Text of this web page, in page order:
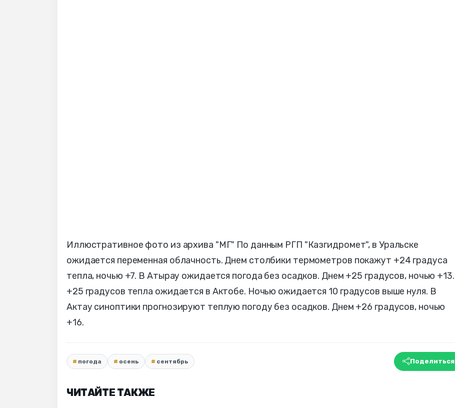
Иллюстративное фото из архива "МГ" По данным РГП "Казгидромет", в Уральске
ожидается переменная облачность. Днем столбики термометров покажут +24 градуса
тепла, ночью +7. В Атырау ожидается погода без осадков. Днем +25 градусов, ночью +13.
+25 градусов тепла ожидается в Актобе. Ночью ожидается 10 градусов выше нуля. В
Актау синоптики прогнозируют теплую погоду без осадков. Днем +26 градусов, ночью
+16.
погода осень сентябрь Поделиться
ЧИТАЙТЕ ТАКЖЕ